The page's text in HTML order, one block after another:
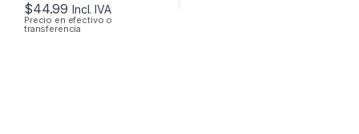
$44.99 Incl. IVA
Precio en efectivo o
transferencia